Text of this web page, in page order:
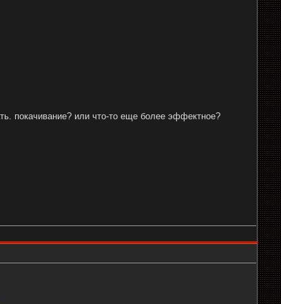
покачивание? или что-то еще более эффектное?